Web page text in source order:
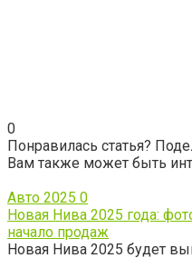
0
Понравилась статья?
Вам также может быть
Авто 2025 0
Новая Нива 2025 года:
начало продаж
Новая Нива 2025 будет